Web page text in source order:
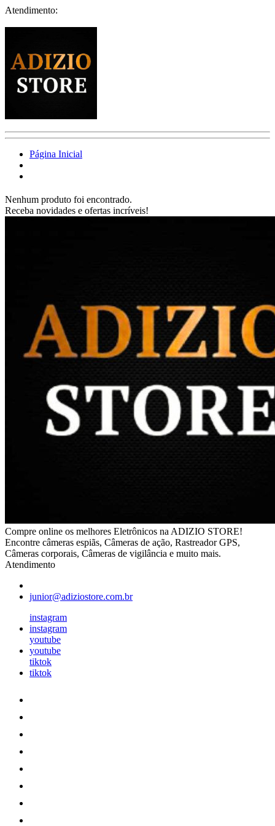
Atendimento:
Página Inicial
Nenhum produto foi encontrado.
Receba novidades e ofertas incríveis!
Compre online os melhores Eletrônicos na ADIZIO STORE!
Encontre câmeras espiãs, Câmeras de ação, Rastreador GPS,
Câmeras corporais, Câmeras de vigilância e muito mais.
Atendimento
junior@adiziostore.com.br
instagram
instagram
youtube
youtube
tiktok
tiktok